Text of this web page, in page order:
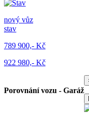
nový vůz
stav
789 900,- Kč
922 980,- Kč
Porovnání vozu - Garáž